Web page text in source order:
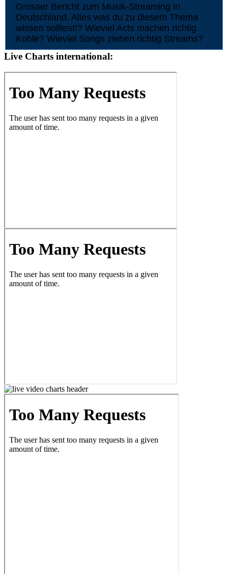
Grosser Bericht zum Musik-Streaming in
Deutschland. Alles was du zu diesem Thema
wissen solltest!? Wieviel Acts machen richtig
Kohle? Wieviel Songs ziehen richtig Streams?
Live Charts international: